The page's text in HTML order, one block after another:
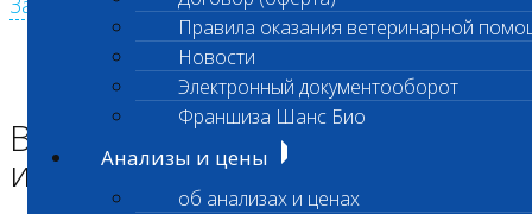
Правила оказания ветеринарной
Новости
Электронный документооборот
Франшиза Шанс Био
Анализы и цены
об анализах и ценах
Главная страница
Возобновлено выполнение исследований
Возобновлено выполнение
исследований